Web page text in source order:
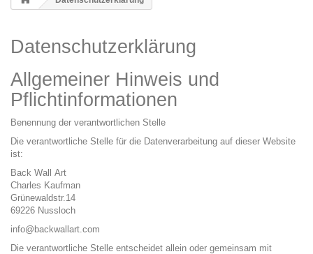
Datenschutzerklärung
Allgemeiner Hinweis und
Pflichtinformationen
Benennung der verantwortlichen Stelle
Die verantwortliche Stelle für die Datenverarbeitung auf dieser Website
ist:
Back Wall Art
Charles Kaufman
Grünewaldstr.14
69226 Nussloch
info@backwallart.com
Die verantwortliche Stelle entscheidet allein oder gemeinsam mit